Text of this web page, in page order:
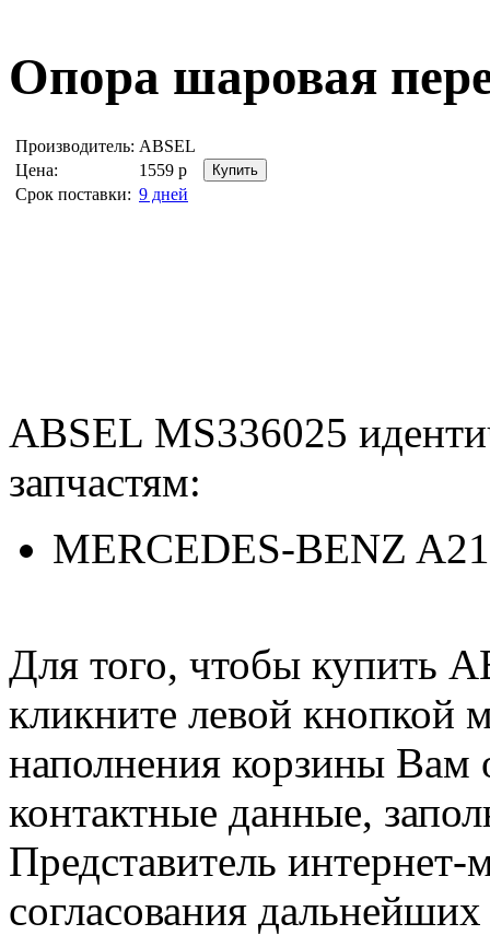
Опора шаровая
Производитель: ABSEL
Цена:
1559 р
Срок поставки: 9 дней
ABSEL MS336025
запчастям:
MERCEDES-BENZ
Для того, чтобы купить
кликните левой
наполнения корзины Вам
контактные данные,
Представитель
согласования